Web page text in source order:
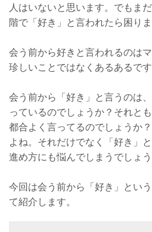
人はいないと思います。でもま
階で「好き」と言われたら困りま
会う前から好きと言われるのは
珍しいことではなくあるあるです
会う前から「好き」と言うのは
っているのでしょうか？それと
都合よく言ってるのでしょうか
よね。それだけでなく「好き」
進め方にも悩んでしまうでしょう
今回は会う前から「好き」とい
て紹介します。